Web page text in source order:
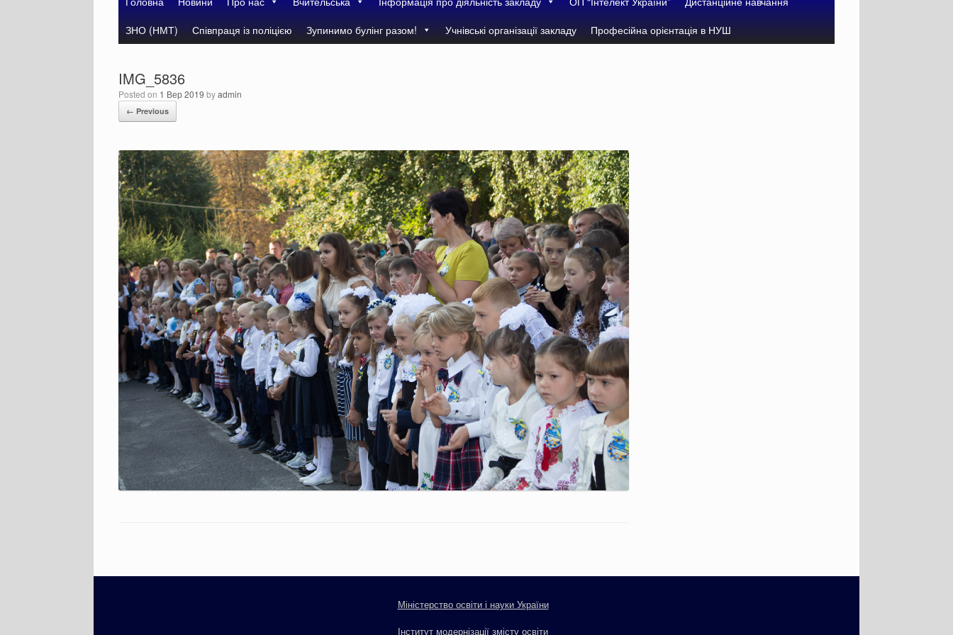
ЗНО (НМТ)
Співпраця із поліцією Зупинимо булінг разом! Учнівські організації закладу Професійна орієнтація в НУШ
IMG_5836
Posted on 1 Вер 2019 byadmin
← Previous
Міністерство освіти і науки України
Інститут модернізації змісту освіти